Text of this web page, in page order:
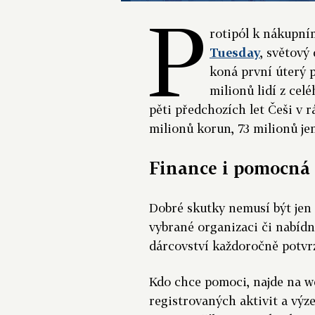
P rotipól k
Tuesday, světový
koná první úterý
milionů lidí z
pěti předchozích let Češi v
milionů korun, 73 milionů
Finance i
Dobré skutky nemusí být
vybrané organizaci či
dárcovství každoročně
Kdo chce pomoci, najde na
registrovaných aktivit a